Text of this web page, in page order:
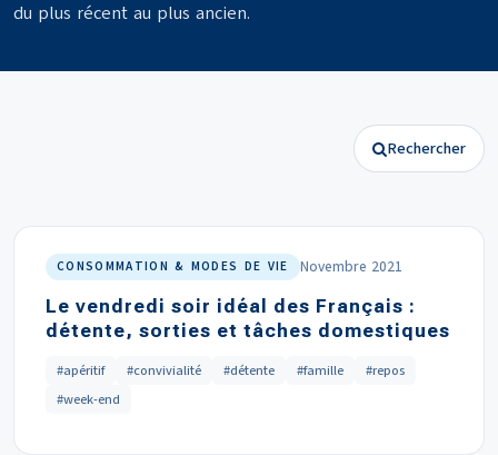
du plus récent au plus ancien.
Rechercher
CONSOMMATION & MODES DE VIE Novembre 2021
Le vendredi soir idéal des Français :
détente, sorties et tâches domestiques
#apéritif #convivialité #détente #famille
#repos
#week-end